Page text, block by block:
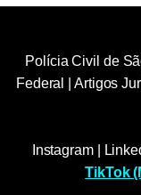
Polícia Civil de
Federal
Artigos
Instagram|
TikTok